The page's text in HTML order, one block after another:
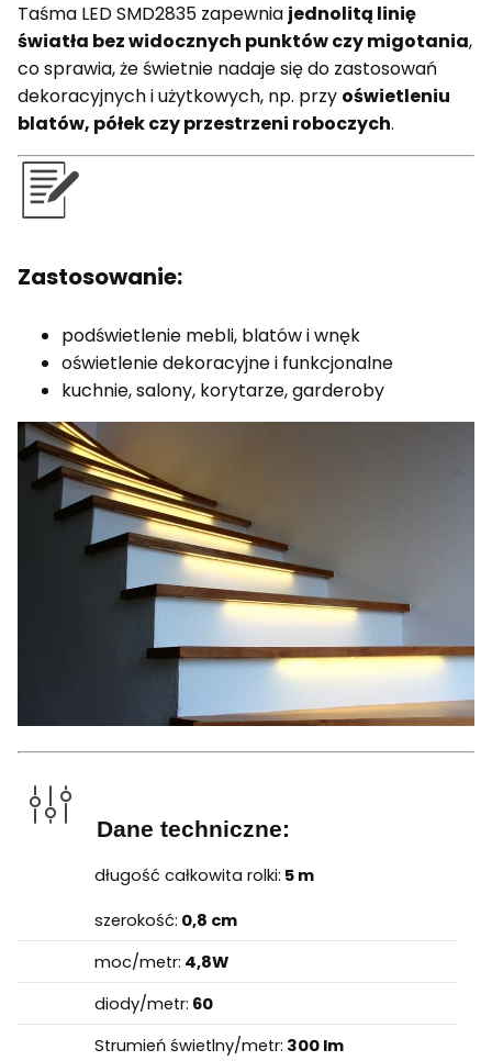
Taśma LED SMD2835 zapewnia jednolitą linię
światła bez widocznych punktów czy migotania,
co sprawia, że świetnie nadaje się do zastosowań
dekoracyjnych i użytkowych, np. przy oświetleniu
blatów, półek czy przestrzeni roboczych.
Zastosowanie:
podświetlenie mebli, blatów i wnęk
oświetlenie dekoracyjne i funkcjonalne
kuchnie, salony, korytarze, garderoby
Dane techniczne:
długość całkowita rolki: 5 m
szerokość: 0,8 cm
moc/metr: 4,8W
diody/metr: 60
Strumień świetlny/metr: 300 lm